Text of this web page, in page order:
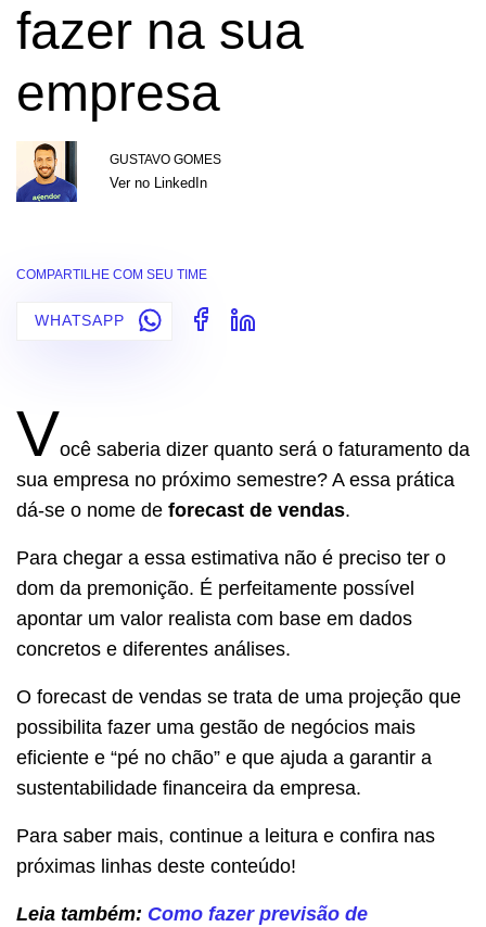
fazer na sua
empresa
GUSTAVO GOMES
Ver no LinkedIn
COMPARTILHE COM SEU TIME
WHATSAPP
Você saberia dizer quanto será o faturamento da
sua empresa no próximo semestre? A essa prática
dá-se o nome de forecast de vendas.
Para chegar a essa estimativa não é preciso ter o
dom da premonição. É perfeitamente possível
apontar um valor realista com base em dados
concretos e diferentes análises.
O forecast de vendas se trata de uma projeção que
possibilita fazer uma gestão de negócios mais
eficiente e “pé no chão” e que ajuda a garantir a
sustentabilidade financeira da empresa.
Para saber mais, continue a leitura e confira nas
próximas linhas deste conteúdo!
Leia também: Como fazer previsão de